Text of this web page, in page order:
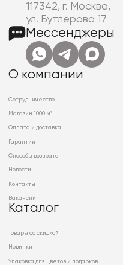
117342, г. Москва,
ул. Бутлерова 17
Мессенджеры
О компании
Сотрудничество
Магазин 1000 м²
Оплата и доставка
Гарантии
Способы возврата
Новости
Контакты
Вакансии
Каталог
Товары со скидкой
Новинки
Упаковка для цветов и подарков